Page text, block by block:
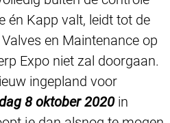
én Kapp valt, leidt tot de
en Maintenance op
Expo niet zal doorgaan.
ingepland voor
8 oktober 2020in